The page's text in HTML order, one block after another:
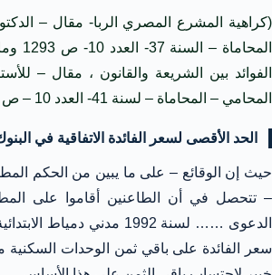
(كراهية المشرع المصري الربا- مقال –
الفوائد بين الشريعة والقانون ، مقال –
المحامي – المحاماة – لسنة 41- العدد 10 – ص 1742 وما بعدها )
الحد الأقصى لسعر الفائدة الاتفاقية في
حيث إن الوقائع – على ما يبين من الحكم
– تتحصل في أن الطاعنين أقاموا على
الدعوى …… لسنة 1992 مدني